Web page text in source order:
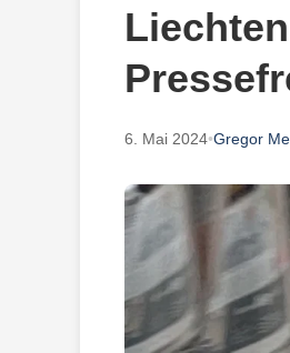
6. Mai 2024•Gregor